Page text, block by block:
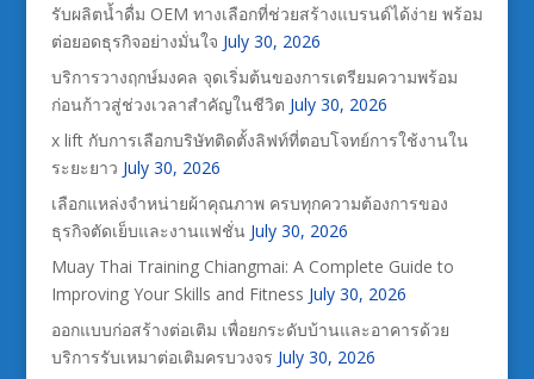
รับผลิตน้ำดื่ม OEM ทางเลือกที่ช่วยสร้างแบรนด์ได้ง่าย พร้อม
ต่อยอดธุรกิจอย่างมั่นใจ July 30, 2026
บริการวางฤกษ์มงคล จุดเริ่มต้นของการเตรียมความพร้อม
ก่อนก้าวสู่ช่วงเวลาสำคัญในชีวิต July 30, 2026
x lift กับการเลือกบริษัทติดตั้งลิฟท์ที่ตอบโจทย์การใช้งานใน
ระยะยาว July 30, 2026
เลือกแหล่งจำหน่ายผ้าคุณภาพ ครบทุกความต้องการของ
ธุรกิจตัดเย็บและงานแฟชั่น July 30, 2026
Muay Thai Training Chiangmai: A Complete Guide to
Improving Your Skills and Fitness July 30, 2026
ออกแบบก่อสร้างต่อเติม เพื่อยกระดับบ้านและอาคารด้วย
บริการรับเหมาต่อเติมครบวงจร July 30, 2026